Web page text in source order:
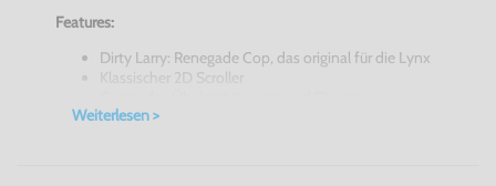
Features:
Dirty Larry: Renegade Cop, das original für die Lynx
Klassischer 2D Scroller
Super Retrocharme
Weiterlesen >